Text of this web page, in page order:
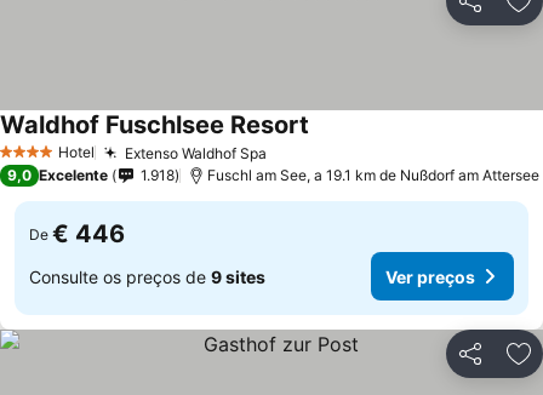
Partilhar
4 EstrelasHotel Extenso Waldhof Spa
Waldhof Fuschlsee Resort
9,0 Excelente 1.918 Fuschl am See, a 19.1 km de Nußdorf am Attersee
De € 446
Consulte os preços de 9 sites Ver preços
Partilhar